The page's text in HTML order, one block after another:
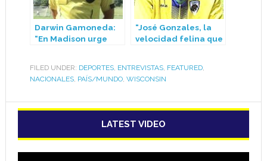
Darwin Gamoneda:
“En Madison urge
nivel del fútbol”
“José Gonzales, la
velocidad felina que
FILED UNDER: DEPORTES, ENTREVISTAS, FEATURED,
NACIONALES, PAÍS/MUNDO, WISCONSIN
LATEST VIDEO